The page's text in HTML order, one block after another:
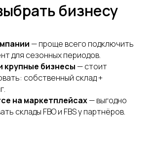
бизнесу
— проще всего подключить
для сезонных периодов.
крупные бизнесы — стоит
собственный склад +
на маркетплейсах— выгодно
склады FBO и FBS у партнёров.